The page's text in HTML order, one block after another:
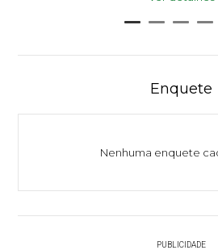
Enquete
Nenhuma enquete
PUBLICIDADE